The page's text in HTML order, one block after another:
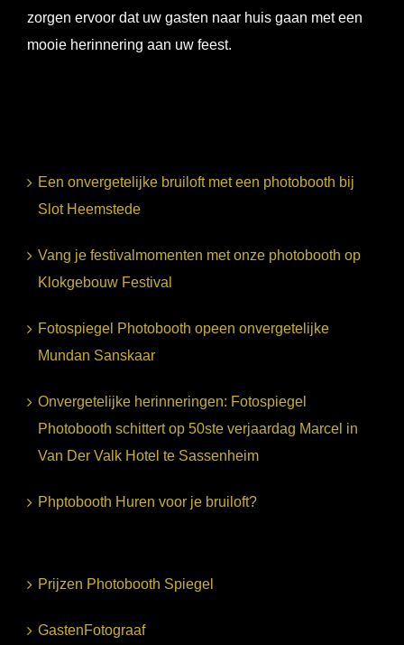
zorgen ervoor dat uw gasten naar huis gaan met een
mooie herinnering aan uw feest.
Een onvergetelijke bruiloft met een photobooth bij
Slot Heemstede
Vang je festivalmomenten met onze photobooth op
Klokgebouw Festival
Fotospiegel Photobooth opeen onvergetelijke
Mundan Sanskaar
Onvergetelijke herinneringen: Fotospiegel
Photobooth schittert op 50ste verjaardag Marcel in
Van Der Valk Hotel te Sassenheim
Phptobooth Huren voor je bruiloft?
Prijzen Photobooth Spiegel
GastenFotograaf